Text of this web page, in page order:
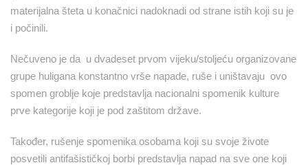
materijalna šteta u konačnici nadoknadi od strane istih koji su je
i počinili.
Nečuveno je da u dvadeset prvom vijeku/stoljeću organizovane
grupe huligana konstantno vrše napade, ruše i uništavaju ovo
spomen groblje koje predstavlja nacionalni spomenik kulture
prve kategorije koji je pod zaštitom države.
Također, rušenje spomenika osobama koji su svoje živote
posvetili antifašističkoj borbi predstavlja napad na sve one koji